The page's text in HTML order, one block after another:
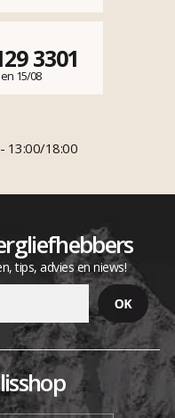
3301
15/08
13:00/18:00
tips, advies en niews!